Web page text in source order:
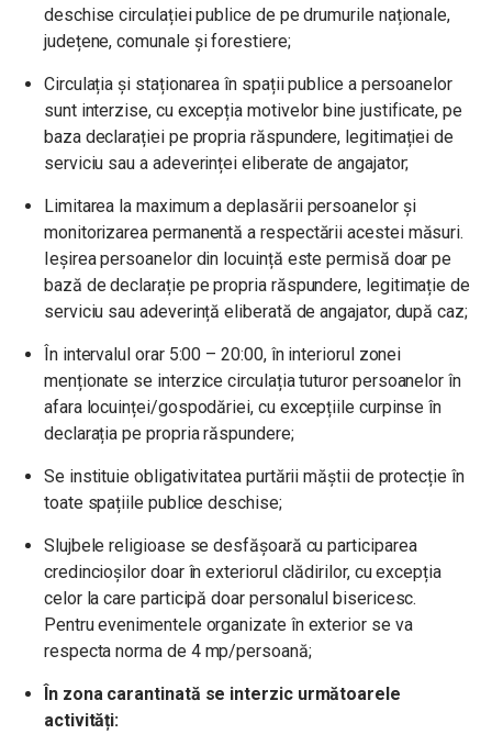
deschise circulației publice de pe drumurile naționale,
județene, comunale și forestiere;
Circulația și staționarea în spații publice a persoanelor
sunt interzise, cu excepția motivelor bine justificate, pe
baza declarației pe propria răspundere, legitimației de
serviciu sau a adeverinței eliberate de angajator;
Limitarea la maximum a deplasării persoanelor și
monitorizarea permanentă a respectării acestei măsuri.
Ieșirea persoanelor din locuință este permisă doar pe
bază de declarație pe propria răspundere, legitimație de
serviciu sau adeverință eliberată de angajator, după caz;
În intervalul orar 5:00 – 20:00, în interiorul zonei
menționate se interzice circulația tuturor persoanelor în
afara locuinței/gospodăriei, cu excepțiile curpinse în
declarația pe propria răspundere;
Se instituie obligativitatea purtării măștii de protecție în
toate spațiile publice deschise;
Slujbele religioase se desfășoară cu participarea
credincioșilor doar în exteriorul clădirilor, cu excepția
celor la care participă doar personalul bisericesc.
Pentru evenimentele organizate în exterior se va
respecta norma de 4 mp/persoană;
În zona carantinată se interzic următoarele
activități: